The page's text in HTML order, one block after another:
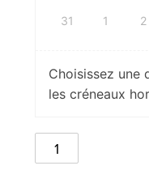
31 1 2
Choisissez une
les créneaux
quantité
de